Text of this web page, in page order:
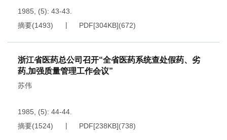
1985, (5): 43-43.
摘要(1493) PDF[304KB](672)
浙江省医药总公司召开“全省医药系统查处假药、劣
药,加强质量管理工作会议”
苏伟
1985, (5): 44-44.
摘要(1524) PDF[238KB](738)